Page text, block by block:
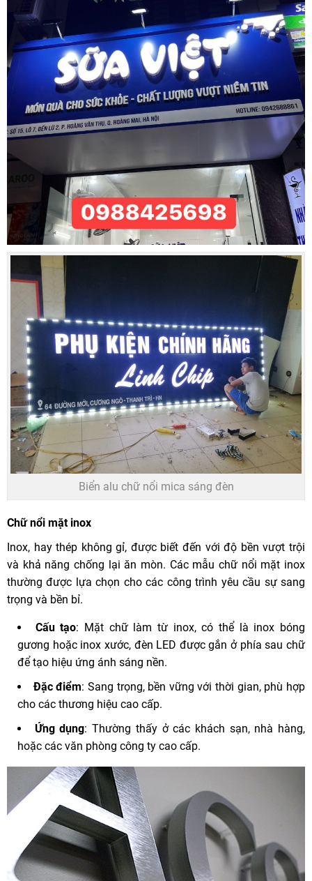
Biển alu chữ nổi mica sáng đèn
Chữ nổi mặt inox
Inox, hay thép không gỉ, được biết đến với độ bền vượt trội
và khả năng chống lại ăn mòn. Các mẫu chữ nổi mặt inox
thường được lựa chọn cho các công trình yêu cầu sự sang
trọng và bền bỉ.
Cấu tạo: Mặt chữ làm từ inox, có thể là inox bóng
gương hoặc inox xước, đèn LED được gắn ở phía sau chữ
để tạo hiệu ứng ánh sáng nền.
Đặc điểm: Sang trọng, bền vững với thời gian, phù hợp
cho các thương hiệu cao cấp.
Ứng dụng: Thường thấy ở các khách sạn, nhà hàng,
hoặc các văn phòng công ty cao cấp.